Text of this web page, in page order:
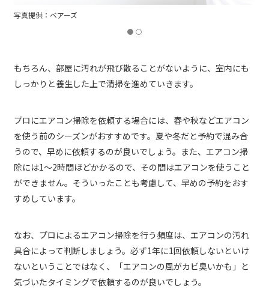
写真提供：ベアーズ
もちろん、部屋に汚れが飛び散ることがないように、室内にも
しっかりと養生した上で清掃を進めていきます。
プロにエアコン掃除を依頼する場合には、春や秋などエアコン
を使う前のシーズンがおすすめです。夏や冬だと予約で混み合
うので、早めに依頼するのが良いでしょう。また、エアコン掃
除には1〜2時間ほどかかるので、その間はエアコンを使うこと
ができません。そういったことも考慮して、早めの予約をおす
すめしています。
なお、プロによるエアコン掃除を行う頻度は、エアコンの汚れ
具合によって判断しましょう。必ず1年に1回依頼しないといけ
ないということではなく、「エアコンの風がカビ臭いかも」と
気づいたタイミングで依頼するのが良いでしょう。